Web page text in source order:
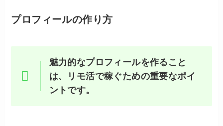
プロフィールの作り方
魅力的なプロフィールを作ること
は、リモ活で稼ぐための重要なポイ
ントです。